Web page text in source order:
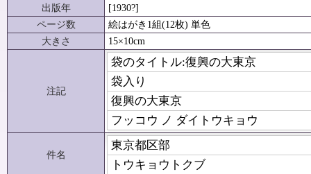
出版年
[1930?]
ページ数
絵はがき1組(12枚) 単色
大きさ
15×10cm
注記
袋のタイトル:復興の大東京
袋入り
復興の大東京
フッコウ ノ ダイトウキョウ
件名
東京都区部
トウキョウトクブ